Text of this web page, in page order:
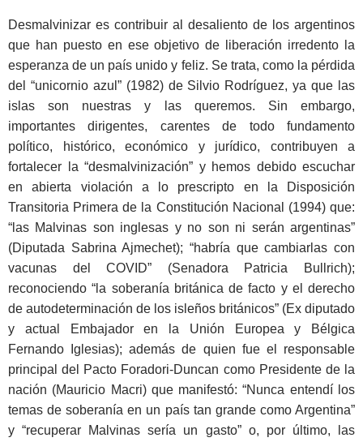
Desmalvinizar es contribuir al desaliento de los argentinos
que han puesto en ese objetivo de liberación irredento la
esperanza de un país unido y feliz. Se trata, como la pérdida
del “unicornio azul” (1982) de Silvio Rodríguez, ya que las
islas son nuestras y las queremos. Sin embargo,
importantes dirigentes, carentes de todo fundamento
político, histórico, económico y jurídico, contribuyen a
fortalecer la “desmalvinización” y hemos debido escuchar
en abierta violación a lo prescripto en la Disposición
Transitoria Primera de la Constitución Nacional (1994) que:
“las Malvinas son inglesas y no son ni serán argentinas”
(Diputada Sabrina Ajmechet); “habría que cambiarlas con
vacunas del COVID” (Senadora Patricia Bullrich);
reconociendo “la soberanía británica de facto y el derecho
de autodeterminación de los isleños británicos” (Ex diputado
y actual Embajador en la Unión Europea y Bélgica
Fernando Iglesias); además de quien fue el responsable
principal del Pacto Foradori-Duncan como Presidente de la
nación (Mauricio Macri) que manifestó: “Nunca entendí los
temas de soberanía en un país tan grande como Argentina”
y “recuperar Malvinas sería un gasto” o, por último, las